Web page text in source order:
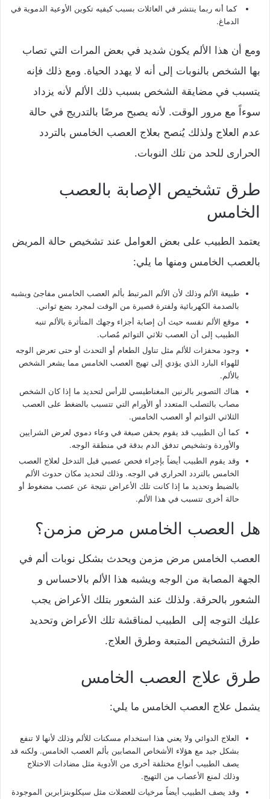
كما أنه ربما ينتشر في العائلات بسبب كيفيه تكوين الأوعية الدموية في
الدماغ.
ومع أن هذا الألم يكون شديد في بعض المرات التي تصاب
بها الشخص بالنوبات إلى أنه لا يهدد الحياة. ومع ذلك فإنه
يتسبب في مضايقة الشخص بسبب ذلك الألم لأنه يزداد
سوءاً مع مرور الوقت. لأنه يصبح مرضًا بالتدريج في حالة
عدم العلاج ولذلك يُنصح بعلاج العصب الخامس بالتردد
الحرارى للحد من تلك النوبات.
طرق تشخيص الإصابة بالعصب
الخامس
يعتمد الطبيب على بعض العوامل عند تشخيص حالة المريض
بالعصب الخامس ومنها ما يلي:
طبيعة الألم وذلك لأن الألم المرتبط بألم العصب الخامس مفاجئ ويشبه
بالصدمة الكهربائية ولفترة قصيرة من الوقت لمجرد بضع ثواني.
موقع الألم نفسه حيث أن إصابة أجزاء وجهك المتأثرة بالألم تنبه
الطبيب إلى أن العصب ثلاثي التوائم مُصاب.
وجود محفزات للألم مثل تناول الطعام أو التحدث أو حتى تعرض الوجه
للهواء البارد الذي يؤدي إلى تهيج العصب الخامس مما يشعر الشخص
بالألم.
هناك التصوير بالرنين المغناطيسي للرأس لتحديد ما إذا كان الشخص
مصاب بالتصلب المتعدد أو الأورام التي تتسبب بالضغط على العصب
الثلاثي التوائم أو العصب الخامس.
كما أن الطبيب قد يقوم بحقن صبغة في وعاء دموي لعرض الشرايين
والأوردة وتشخيص تدفق الدم بدقة في منطقة الوجه.
وقد يقوم الطبيب أيضاً بإجراء فحص عصبي قبل التدخل لعلاج العصب
الخامس بالتردد الحراري في الوجه. وذلك لتحديد مكان حدوث الألم
بالضبط وتحديد ما إذا كانت تلك الأعراض نتيجة عن عصب مضغوط أو
حالة أخرى تتسبب في هذا الألم.
هل العصب الخامس مرض مزمن؟
العصب الخامس مرض مزمن ويحدث بشكل نوبات ألم في
الجهة المصابة من الوجه ويشبه هذا الألم بالاحساس و
الشعور بالحرقة. ولذلك عند الشعور بتلك الأعراض يجب
عليك التوجه إلى الطبيب لمناقشة تلك الأعراض وتحديد
طرق التشخيص المتبعة وطرق العلاج.
طرق علاج العصب الخامس
يشمل علاج العصب الخامس ما يلي:
العلاج الدوائي ولا يعني هذا استخدام مسكنات للألم وذلك لأنها لا تنفع
بشكل جيد مع هؤلاء الأشخاص المصابين بألم العصب الخامس. ولكنه قد
يصف الطبيب أنواع مختلفة أخرى من الأدوية مثل مضادات الاختلاج
وذلك لمنع الأعصاب من التهيج.
وقد يصف الطبيب أيضاً مرخيات للعضلات مثل سيكلوبنزابرين الموجودة